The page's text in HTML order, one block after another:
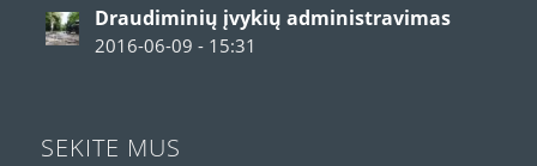
Draudiminių įvykių administravimas
2016-06-09 - 15:31
SEKITE MUS